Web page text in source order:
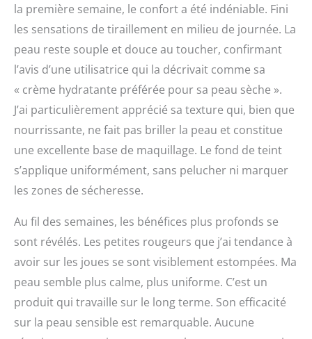
la première semaine, le confort a été indéniable. Fini
les sensations de tiraillement en milieu de journée. La
peau reste souple et douce au toucher, confirmant
l’avis d’une utilisatrice qui la décrivait comme sa
« crème hydratante préférée pour sa peau sèche ».
J’ai particulièrement apprécié sa texture qui, bien que
nourrissante, ne fait pas briller la peau et constitue
une excellente base de maquillage. Le fond de teint
s’applique uniformément, sans pelucher ni marquer
les zones de sécheresse.
Au fil des semaines, les bénéfices plus profonds se
sont révélés. Les petites rougeurs que j’ai tendance à
avoir sur les joues se sont visiblement estompées. Ma
peau semble plus calme, plus uniforme. C’est un
produit qui travaille sur le long terme. Son efficacité
sur la peau sensible est remarquable. Aucune